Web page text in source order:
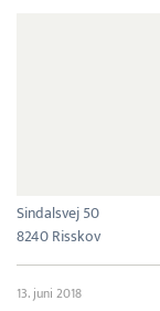
Sindalsvej 50
8240 Risskov
13. juni 2018